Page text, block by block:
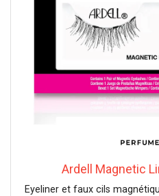
Ardell Magnetic
Eyeliner et faux cils